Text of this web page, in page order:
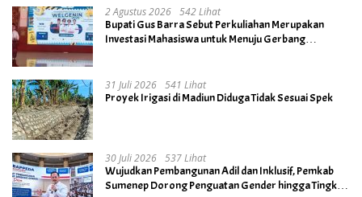
2 Agustus 2026 542 Lihat
Bupati Gus Barra Sebut Perkuliahan Merupakan
Investasi Mahasiswa untuk Menuju Gerbang
31 Juli 2026 541 Lihat
Proyek Irigasi di Madiun Diduga Tidak Sesuai Spek
30 Juli 2026 537 Lihat
Wujudkan Pembangunan Adil dan Inklusif, Pemkab
Sumenep Dorong Penguatan Gender hingga Tingkat